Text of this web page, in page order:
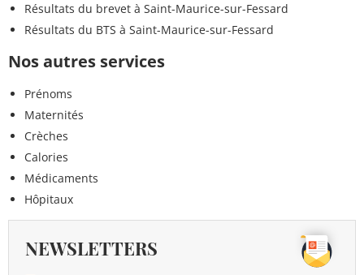
Résultats du brevet à Saint-Maurice-sur-Fessard
Résultats du BTS à Saint-Maurice-sur-Fessard
Nos autres services
Prénoms
Maternités
Crèches
Calories
Médicaments
Hôpitaux
NEWSLETTERS